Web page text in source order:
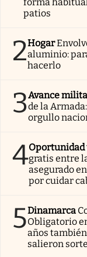
patios
2Hogar
aluminio:
hacerlo
3Avance
de la
orgullo
4Oportunidad
gratis entre
asegurado
por cuidar
5Dinamarca
Obligatorio
años
salieron